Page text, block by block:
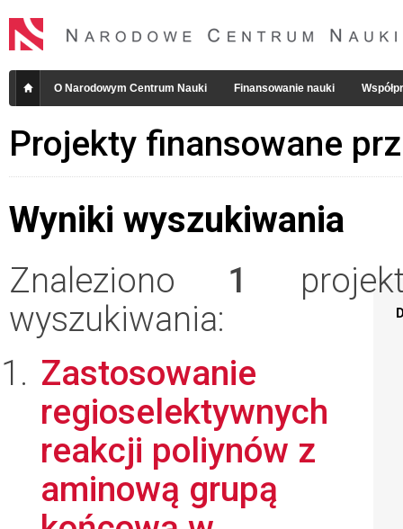
O Narodowym Centrum Nauki Finansowanie nauki
Projekty finansowane
Wyniki wyszukiwania
Znaleziono 1
wyszukiwania:
Zastosowanie
regioselektywnych
reakcji poliynów z
aminową grupą